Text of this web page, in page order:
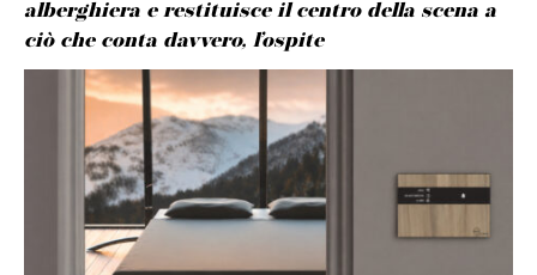
alberghiera e restituisce il centro della scena a
ciò che conta davvero, l’ospite